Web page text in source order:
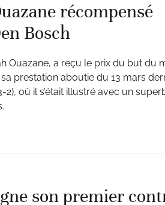
récompensé
Bosch
Ouazane, a reçu le prix du but du
prestation aboutie du 13 mars
où il s’était illustré avec un
son premier